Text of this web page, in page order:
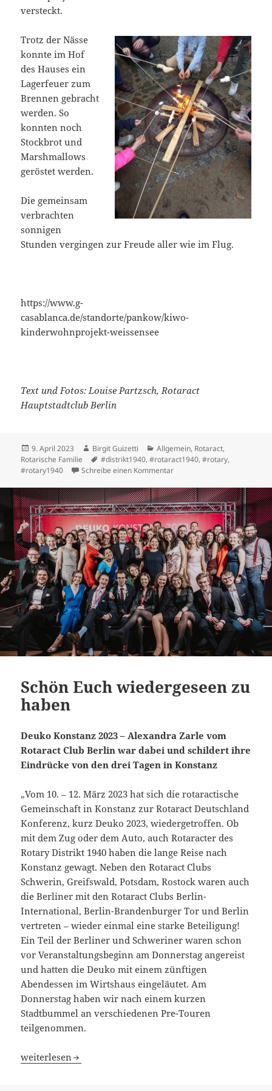
versteckt.
Trotz der Nässe
konnte im Hof
des Hauses ein
Lagerfeuer zum
Brennen gebracht
werden. So
konnten noch
Stockbrot und
Marshmallows
geröstet werden.
Die gemeinsam
verbrachten
sonnigen
Stunden vergingen zur Freude aller wie im Flug.
https://www.g-
casablanca.de/standorte/pankow/kiwo-
kinderwohnprojekt-weissensee
Text und Fotos: Louise Partzsch, Rotaract
Hauptstadtclub Berlin
Veröffentlicht
am
9. April 2023 Autor
Birgit Guizetti Kategorien
Allgemein, Rotaract,
Rotarische Familie
Schlagwörter
#distrikt1940,#rotaract1940,#rotary,
#rotary1940
Schreibe einen Kommentarzu Osterüberraschung bei
Schön Euch wiedergeseen zu
haben
Deuko Konstanz 2023 – Alexandra Zarle vom
Rotaract Club Berlin war dabei und schildert ihre
Eindrücke von den drei Tagen in Konstanz
„Vom 10. – 12. März 2023 hat sich die rotaractische
Gemeinschaft in Konstanz zur Rotaract Deutschland
Konferenz, kurz Deuko 2023, wiedergetroffen. Ob
mit dem Zug oder dem Auto, auch Rotaracter des
Rotary Distrikt 1940 haben die lange Reise nach
Konstanz gewagt. Neben den Rotaract Clubs
Schwerin, Greifswald, Potsdam, Rostock waren auch
die Berliner mit den Rotaract Clubs Berlin-
International, Berlin-Brandenburger Tor und Berlin
vertreten – wieder einmal eine starke Beteiligung!
Ein Teil der Berliner und Schweriner waren schon
vor Veranstaltungsbeginn am Donnerstag angereist
und hatten die Deuko mit einem zünftigen
Abendessen im Wirtshaus eingeläutet. Am
Donnerstag haben wir nach einem kurzen
Stadtbummel an verschiedenen Pre-Touren
teilgenommen.
Schön Euch wiedergeseen zu haben
weiterlesen